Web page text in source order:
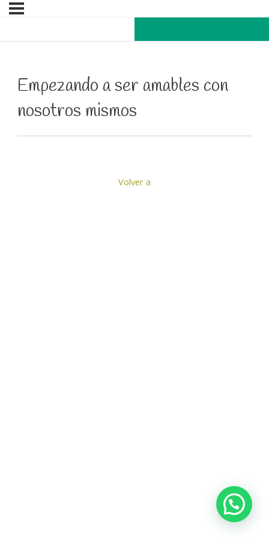
Empezando a ser amables con
nosotros mismos
Volver a